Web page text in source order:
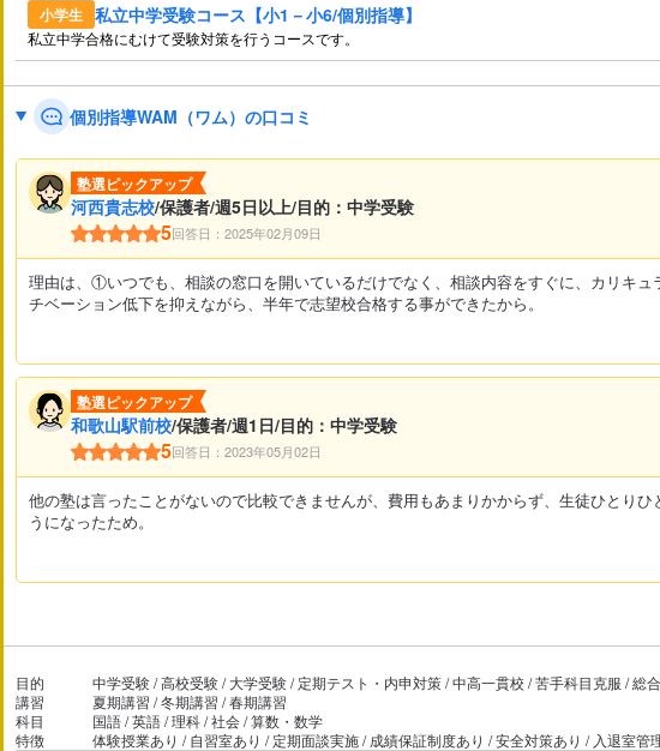
小学生 私立中学受験コース【小1－小6/個別指導】
私立中学合格にむけて受験対策を行うコースです。
個別指導WAM（ワム）の口コミ
塾選ピックアップ
河西貴志校/保護者/週5日以上/目的：中学受験
5回答日：2025年02月09日
理由は、①いつでも、相談の窓口を開いているだけでなく、相談内容をすぐに、カリキ
チベーション低下を抑えながら、半年で志望校合格する事ができたから。
塾選ピックアップ
和歌山駅前校/保護者/週1日/目的：中学受験
5回答日：2023年05月02日
他の塾は言ったことがないので比較できませんが、費用もあまりかからず、生徒ひとり
うになったため。
目的
中学受験 / 高校受験 / 大学受験 / 定期テスト・内申対策 / 中高一貫校 / 苦手科目克服 /
講習
夏期講習 / 冬期講習 / 春期講習
科目
国語 / 英語 / 理科 / 社会 / 算数・数学
特徴
体験授業あり / 自習室あり / 定期面談実施 / 成績保証制度あり / 安全対策あり / 入退室管